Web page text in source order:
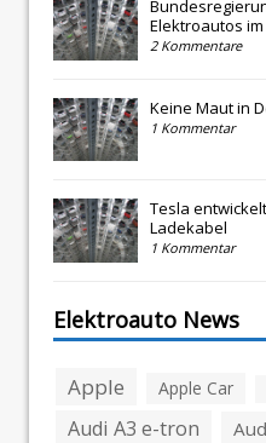
Elektroautos
2 Kommentare
Keine Maut in
1 Kommentar
Tesla
Ladekabel
1 Kommentar
Elektroauto News
Apple Apple Car
Audi A3 e-tron